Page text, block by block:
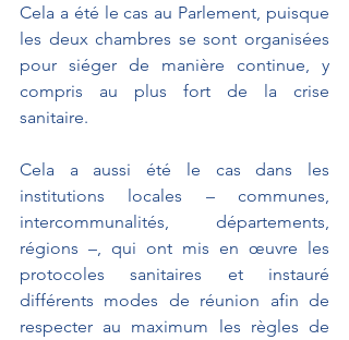
Cela a été le cas au Parlement, puisque
les deux chambres se sont organisées
pour siéger de manière continue, y
compris au plus fort de la crise
sanitaire.
Cela a aussi été le cas dans les
institutions locales – communes,
intercommunalités, départements,
régions –, qui ont mis en œuvre les
protocoles sanitaires et instauré
différents modes de réunion afin de
respecter au maximum les règles de